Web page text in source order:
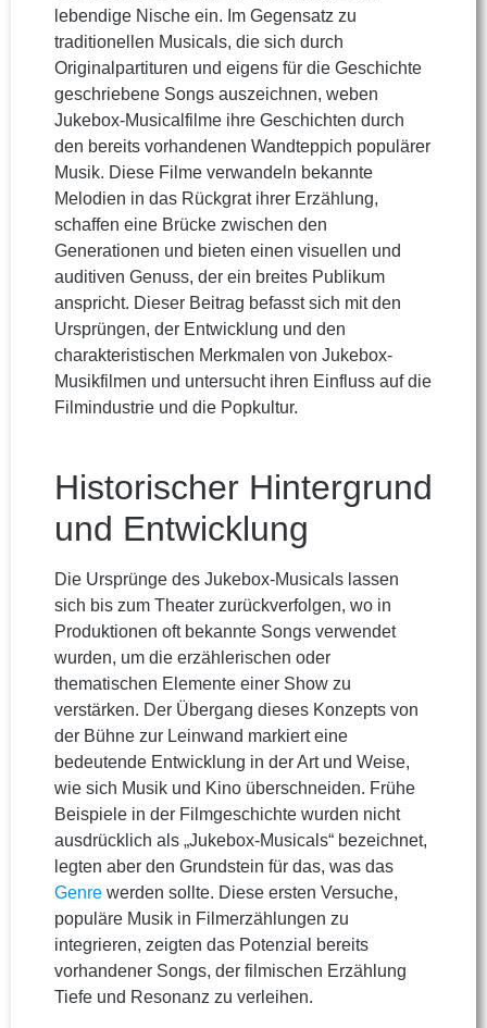
lebendige Nische ein. Im Gegensatz zu
traditionellen Musicals, die sich durch
Originalpartituren und eigens für die Geschichte
geschriebene Songs auszeichnen, weben
Jukebox-Musicalfilme ihre Geschichten durch
den bereits vorhandenen Wandteppich populärer
Musik. Diese Filme verwandeln bekannte
Melodien in das Rückgrat ihrer Erzählung,
schaffen eine Brücke zwischen den
Generationen und bieten einen visuellen und
auditiven Genuss, der ein breites Publikum
anspricht. Dieser Beitrag befasst sich mit den
Ursprüngen, der Entwicklung und den
charakteristischen Merkmalen von Jukebox-
Musikfilmen und untersucht ihren Einfluss auf die
Filmindustrie und die Popkultur.
Historischer Hintergrund
und Entwicklung
Die Ursprünge des Jukebox-Musicals lassen
sich bis zum Theater zurückverfolgen, wo in
Produktionen oft bekannte Songs verwendet
wurden, um die erzählerischen oder
thematischen Elemente einer Show zu
verstärken. Der Übergang dieses Konzepts von
der Bühne zur Leinwand markiert eine
bedeutende Entwicklung in der Art und Weise,
wie sich Musik und Kino überschneiden. Frühe
Beispiele in der Filmgeschichte wurden nicht
ausdrücklich als „Jukebox-Musicals“ bezeichnet,
legten aber den Grundstein für das, was das
Genre werden sollte. Diese ersten Versuche,
populäre Musik in Filmerzählungen zu
integrieren, zeigten das Potenzial bereits
vorhandener Songs, der filmischen Erzählung
Tiefe und Resonanz zu verleihen.